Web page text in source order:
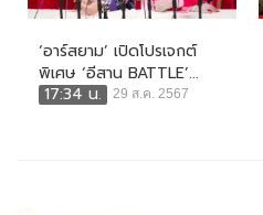
‘อาร์สยาม’ เปิดโปรเจกต์
พิเศษ ‘อีสาน BATTLE’...
17:34 น.
29 ส.ค. 2567